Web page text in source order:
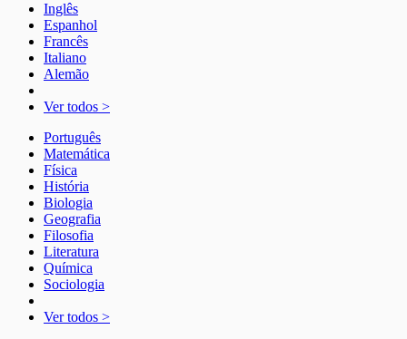
Inglês
Espanhol
Francês
Italiano
Alemão
Ver todos >
Português
Matemática
Física
História
Biologia
Geografia
Filosofia
Literatura
Química
Sociologia
Ver todos >